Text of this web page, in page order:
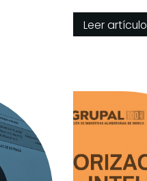
Leer artículo